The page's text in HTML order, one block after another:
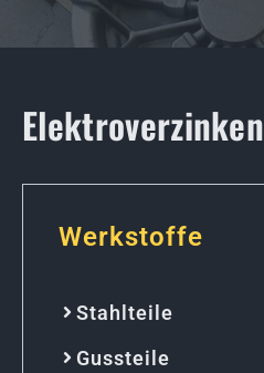
Elektroverzinken
Werkstoffe
Stahlteile
Gussteile